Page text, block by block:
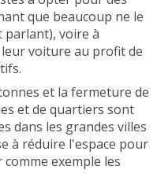
que beaucoup ne le
parlant), voire à
voiture au profit de
et la fermeture de
et de quartiers sont
dans les grandes villes
à réduire l'espace pour
exemple les